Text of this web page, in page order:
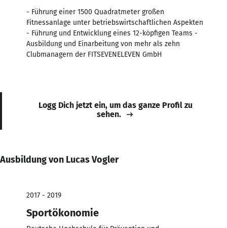
- Führung einer 1500 Quadratmeter großen
Fitnessanlage unter betriebswirtschaftlichen Aspekten
- Führung und Entwicklung eines 12-köpfigen Teams -
Ausbildung und Einarbeitung von mehr als zehn
Clubmanagern der FITSEVENELEVEN GmbH
Logg Dich jetzt ein, um das ganze Profil zu
sehen.
Ausbildung von Lucas Vogler
2017 - 2019
Sportökonomie